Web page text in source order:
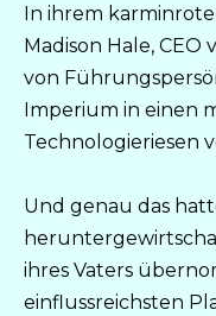
In ihrem
Madison Hale, CEO
von
Imperium in einen
Technologieriesen
Und genau das
ihres Vaters
einflussreichsten